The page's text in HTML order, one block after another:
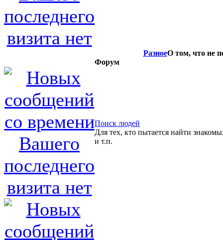
РазноеО том, что не
Форум
Поиск людей
Для тех, кто пытается найти
и т.п.